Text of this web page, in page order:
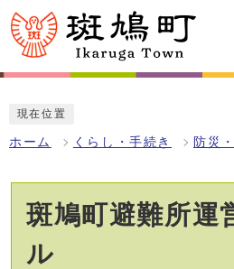
現在位置
ホーム くらし・手続き 防災
斑鳩町避難所運
ル